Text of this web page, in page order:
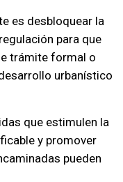
es desbloquear la
para que
trámite formal o
urbanístico
que estimulen la
y promover
pueden